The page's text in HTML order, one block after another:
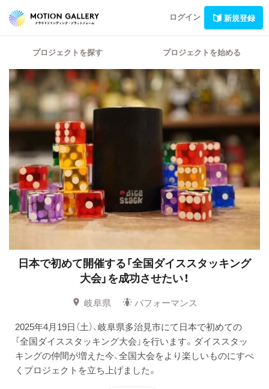
ログイン 新規登録
プロジェクトを探す プロジェクトを始める
日本で初めて開催する「全国ダイススタッキング
大会」を成功させたい！
岐阜県
パフォーマンス
2025年4月19日（土）、岐阜県多治見市にて日本で初めての
「全国ダイススタッキング大会」を行います。ダイススタッ
キングの仲間が増えた今、全国大会をより楽しいものにすべ
くプロジェクトを立ち上げました。